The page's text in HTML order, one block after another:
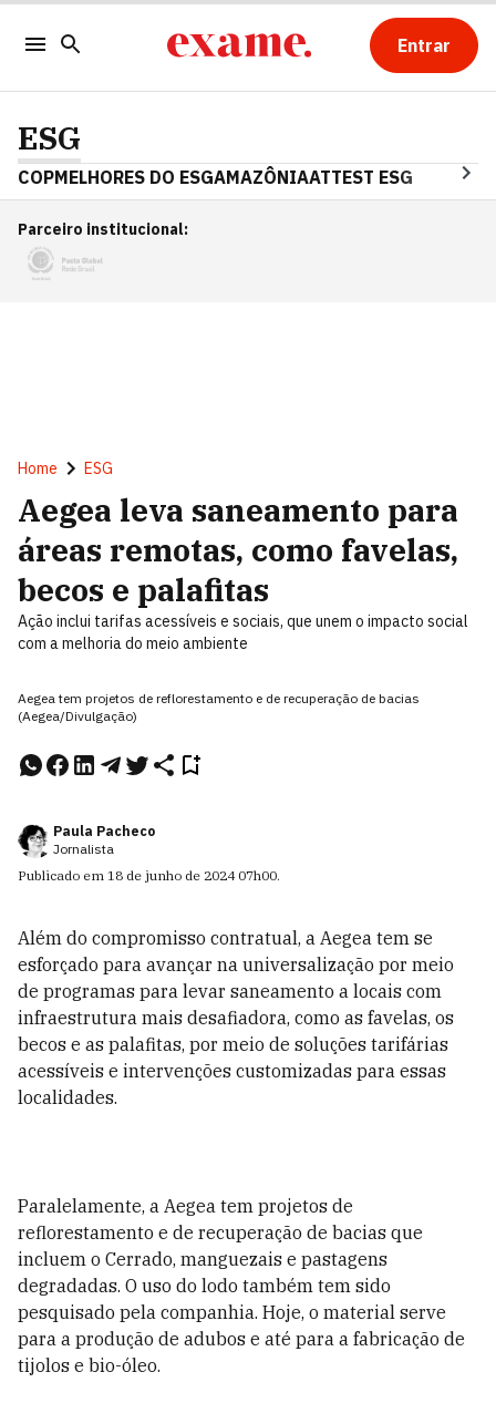
Entrar
ESG
COPMELHORES DO ESGAMAZÔNIAATTEST ESG
Parceiro institucional:
Home ESG
Aegea leva saneamento para
áreas remotas, como favelas,
becos e palafitas
Ação inclui tarifas acessíveis e sociais, que unem o impacto social
com a melhoria do meio ambiente
Aegea tem projetos de reflorestamento e de recuperação de bacias
(Aegea/Divulgação)
Paula Pacheco
Jornalista
Publicado em 18 de junho de 2024 07h00.
Além do compromisso contratual, a Aegea tem se
esforçado para avançar na universalização por meio
de programas para levar saneamento a locais com
infraestrutura mais desafiadora, como as favelas, os
becos e as palafitas, por meio de soluções tarifárias
acessíveis e intervenções customizadas para essas
localidades.
Paralelamente, a Aegea tem projetos de
reflorestamento e de recuperação de bacias que
incluem o Cerrado, manguezais e pastagens
degradadas. O uso do lodo também tem sido
pesquisado pela companhia. Hoje, o material serve
para a produção de adubos e até para a fabricação de
tijolos e bio-óleo.